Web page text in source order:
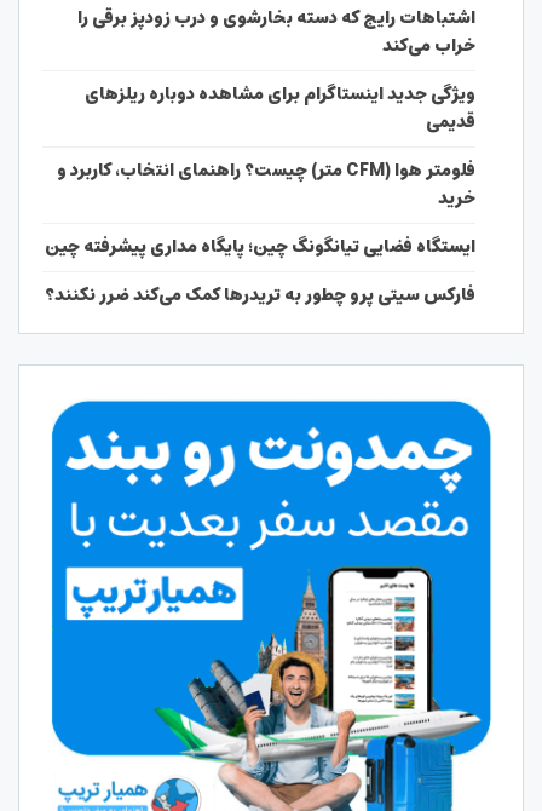
اشتباهات رایج که دسته بخارشوی و درب زودپز برقی را
خراب می‌کند
ویژگی جدید اینستاگرام برای مشاهده دوباره ریلزهای
قدیمی
فلومتر هوا (CFM متر) چیست؟ راهنمای انتخاب، کاربرد و
خرید
ایستگاه فضایی تیانگونگ چین؛ پایگاه مداری پیشرفته چین
فارکس سیتی پرو چطور به تریدرها کمک می‌کند ضرر نکنند؟